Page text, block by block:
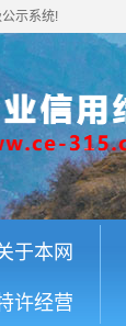
示系统!
于本网
许经营